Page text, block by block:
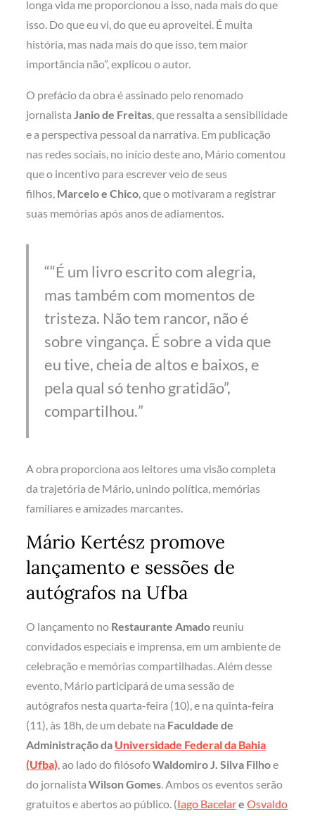
longa vida me proporcionou a isso, nada mais do que
isso. Do que eu vi, do que eu aproveitei. É muita
história, mas nada mais do que isso, tem maior
importância não”, explicou o autor.
O prefácio da obra é assinado pelo renomado
jornalistaJanio de Freitas, que ressalta a sensibilidade
e a perspectiva pessoal da narrativa. Em publicação
nas redes sociais, no início deste ano, Mário comentou
que o incentivo para escrever veio de seus
filhos, Marcelo e Chico, que o motivaram a registrar
suas memórias após anos de adiamentos.
“É um livro escrito com alegria,
mas também com momentos de
tristeza. Não tem rancor, não é
sobre vingança. É sobre a vida que
eu tive, cheia de altos e baixos, e
pela qual só tenho gratidão”,
compartilhou.
A obra proporciona aos leitores uma visão completa
da trajetória de Mário, unindo política, memórias
familiares e amizades marcantes.
Mário Kertész promove
lançamento e sessões de
autógrafos na Ufba
O lançamento no Restaurante Amado reuniu
convidados especiais e imprensa, em um ambiente de
celebração e memórias compartilhadas. Além desse
evento, Mário participará de uma sessão de
autógrafos nesta quarta-feira (10), e na quinta-feira
(11), às 18h, de um debate na Faculdade de
Administração da Universidade Federal da Bahia
(Ufba), ao lado do filósofoWaldomiro J. Silva Filhoe
do jornalistaWilson Gomes. Ambos os eventos serão
gratuitos e abertos ao público. (Iago BacelareOsvaldo